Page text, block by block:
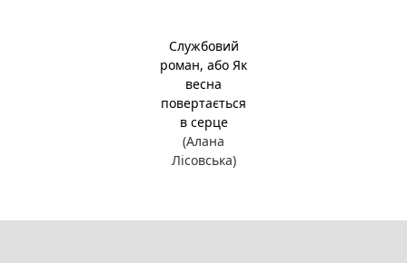
Службовий
роман, або Як
весна
повертається
в серце
(Алана
Лісовська)